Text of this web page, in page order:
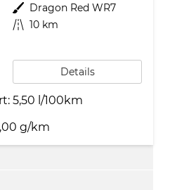
Außenfarbe Dragon Red WR7
Kilometerstand 10 km
Details
5,50 l/100km
g/km